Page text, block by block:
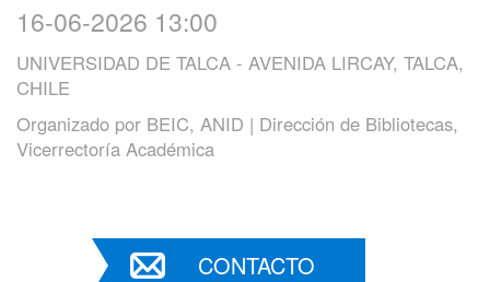
16-06-2026 13:00
UNIVERSIDAD DE TALCA - AVENIDA LIRCAY, TALCA,
CHILE
Organizado por BEIC, ANID | Dirección de Bibliotecas,
Vicerrectoría Académica
CONTACTO